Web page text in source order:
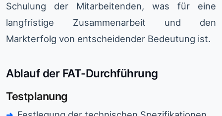
Schulung der Mitarbeitenden, was für eine
langfristige Zusammenarbeit und den
Markterfolg von entscheidender Bedeutung ist.
Ablauf der FAT-Durchführung
Testplanung